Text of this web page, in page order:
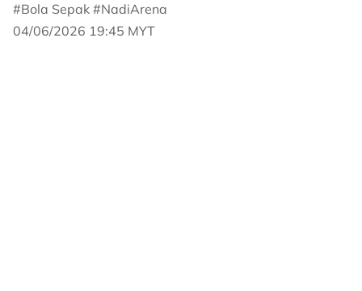
#Bola Sepak #NadiArena
04/06/2026 19:45 MYT